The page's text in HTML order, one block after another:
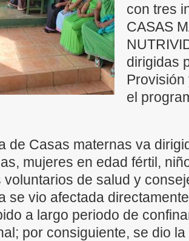
con tres
CASAS
dirigidas
el
de Casas maternas va
mujeres en edad fértil,
voluntarios de salud y
se vio afectada
a largo periodo de
por consiguiente, se dio